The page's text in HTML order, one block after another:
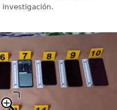
investigación.